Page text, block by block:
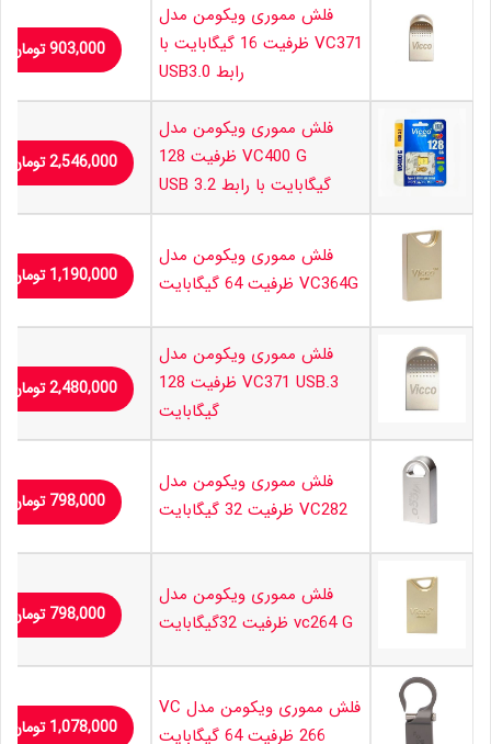
فلش مموری ویکومن مدل
VC371 ظرفیت 16 گیگابایت با
رابط USB3.0
903,000تومان
فلش مموری ویکومن مدل
VC400 G ظرفیت 128
گیگابایت با رابط USB 3.2
2,546,000تومان
فلش مموری ویکومن مدل
VC364G ظرفیت 64 گیگابایت
1,190,000 تومان
فلش مموری ویکومن مدل
VC371 USB.3 ظرفیت 128
گیگابایت
2,480,000تومان
فلش مموری ویکومن مدل
VC282 ظرفیت 32 گیگابایت
798,000 تومان
فلش مموری ویکومن مدل
vc264 G ظرفیت 32گیگابایت
798,000 تومان
فلش مموری ویکومن مدل VC
266 ظرفیت 64 گیگابایت
1,078,000 تومان